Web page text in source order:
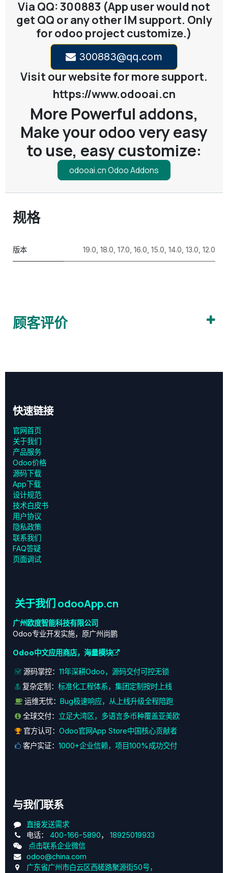
Via QQ: 300883 (App user would not
get QQ or any other IM support. Only
for odoo project customize.)
300883@qq.com
Visit our website for more support.
https://www.odooai.cn
More Powerful addons,
Make your odoo very easy
to use, easy customize:
odooai.cn Odoo Addons
规格
版本 19.0 18.0 17.0 16.0 15.0 14.0 13.0 12.0
顾客评价
快速链接
官网首页
关于我们
产品服务
Odoo价格
源码下载
App下载
设计规范
技术白皮书
用户协议
‎隐私政策‎
联系我们
FAQ答疑
页面调试
关于我们 odooApp.cn
广州欧度智能科技有限公司
Odoo专业开发实施，原广州尚鹏
Odoo中文应用商店，海量模块
源码掌控： 11年深耕Odoo，源码交付可控无锁
复杂定制： 标准化工程体系，集团定制按时上线
运维无忧：
Bug极速响应，从上线升级全程陪跑
全球交付： 立足大湾区，多语言多币种覆盖亚美欧
官方认可： Odoo官网App Store中国核心贡献者
客户实证： 1000+企业信赖，项目100%成功交付
与我们联系
直接发送需求
电话： 400-166-5890， 18925019933
点击联系企业微信
odoo@china.com
广东省广州市白云区西槎路聚源街50号，